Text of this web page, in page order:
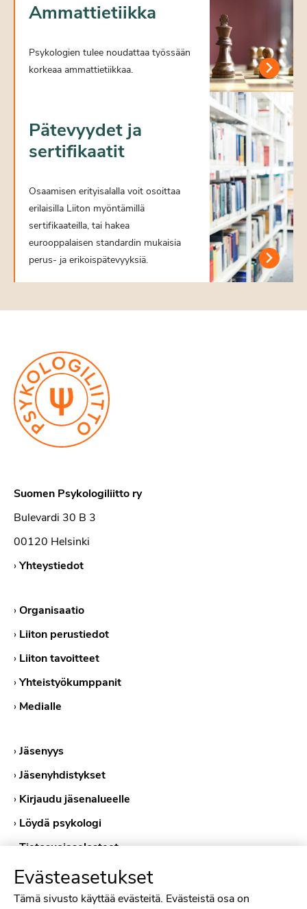
Ammattietiikka
Psykologien tulee noudattaa työssään
korkeaa ammattietiikkaa.
Pätevyydet ja
sertifikaatit
Osaamisen erityisalalla voit osoittaa
erilaisilla Liiton myöntämillä
sertifikaateilla, tai hakea
eurooppalaisen standardin mukaisia
perus- ja erikoispätevyyksiä.
Suomen Psykologiliitto ry
Bulevardi 30 B 3
00120 Helsinki
›Yhteystiedot
›Organisaatio
› Liiton perustiedot
› Liiton tavoitteet
›Yhteistyökumppanit
› Medialle
›Jäsenyys
›Jäsenyhdistykset
› Kirjaudu jäsenalueelle
› Löydä psykologi
›Tietosuojaselosteet
›Evästekäytännöt
Evästeasetukset
Tämä sivusto käyttää evästeitä. Evästeistä osa on